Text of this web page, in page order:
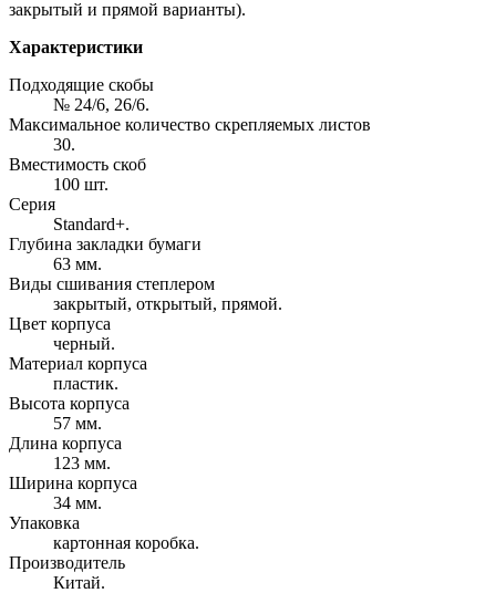
закрытый и прямой варианты).
Характеристики
Подходящие скобы
№ 24/6, 26/6.
Максимальное количество скрепляемых листов
30.
Вместимость скоб
100 шт.
Серия
Standard+.
Глубина закладки бумаги
63 мм.
Виды сшивания степлером
закрытый, открытый, прямой.
Цвет корпуса
черный.
Материал корпуса
пластик.
Высота корпуса
57 мм.
Длина корпуса
123 мм.
Ширина корпуса
34 мм.
Упаковка
картонная коробка.
Производитель
Китай.